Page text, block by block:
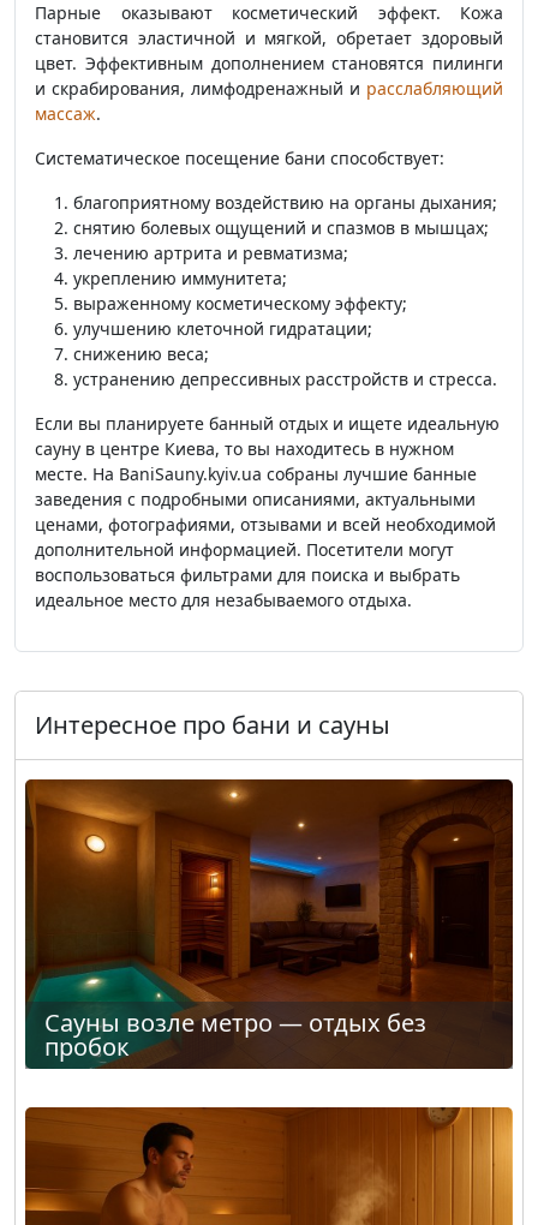
Парные оказывают косметический эффект. Кожа
становится эластичной и мягкой, обретает здоровый
цвет. Эффективным дополнением становятся пилинги
и скрабирования, лимфодренажный и расслабляющий
массаж.
Систематическое посещение бани способствует:
благоприятному воздействию на органы дыхания;
снятию болевых ощущений и спазмов в мышцах;
лечению артрита и ревматизма;
укреплению иммунитета;
выраженному косметическому эффекту;
улучшению клеточной гидратации;
снижению веса;
устранению депрессивных расстройств и стресса.
Если вы планируете банный отдых и ищете идеальную
сауну в центре Киева, то вы находитесь в нужном
месте. На BaniSauny.kyiv.ua собраны лучшие банные
заведения с подробными описаниями, актуальными
ценами, фотографиями, отзывами и всей необходимой
дополнительной информацией. Посетители могут
воспользоваться фильтрами для поиска и выбрать
идеальное место для незабываемого отдыха.
Интересное про бани и сауны
Сауны возле метро — отдых без
пробок